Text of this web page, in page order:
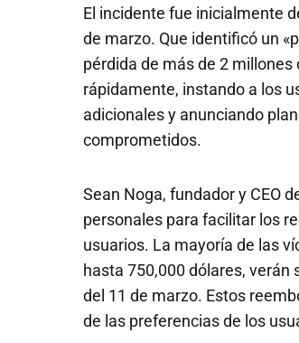
El incidente fue inicialmente
de marzo. Que identificó un
pérdida de más de 2
rápidamente, instando a los
adicionales y anunciando
comprometidos.
Sean Noga, fundador y CEO
personales para facilitar los
usuarios. La mayoría de las
hasta 750,000 dólares,
del 11 de marzo. Estos
de las preferencias de los